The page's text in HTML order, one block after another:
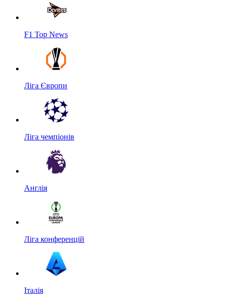
F1 Top News
Ліга Європи
Ліга чемпіонів
Англія
Ліга конференцій
Італія